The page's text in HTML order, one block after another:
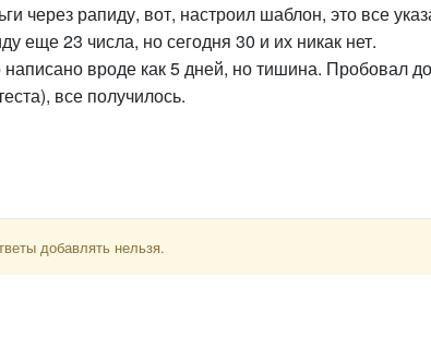
через рапиду, вот, настроил шаблон, это все
еще 23 числа, но сегодня 30 и их никак нет.
вроде как 5 дней, но тишина. Пробовал до
все получилось.
добавлять нельзя.